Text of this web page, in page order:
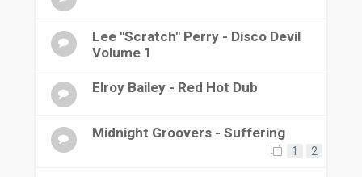
Lee "Scratch" Perry - Disco Devil
Volume 1
Elroy Bailey - Red Hot Dub
Midnight Groovers - Suffering
1 2